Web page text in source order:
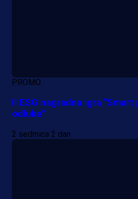
PROMO
II ESG nagradna igra
odluke"
2 sedmica 2 dan